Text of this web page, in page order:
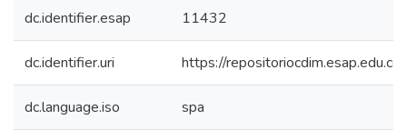
dc.identifier.esap 11432
dc.identifier.uri https://
dc.language.iso spa